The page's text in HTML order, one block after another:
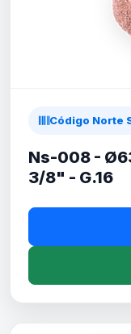
Código Norte
Ns-008 -
3/8" - G.16